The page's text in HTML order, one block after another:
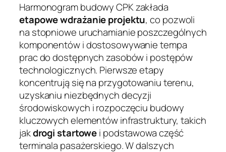
Harmonogram budowy CPK zakłada
etapowe wdrażanie projektu, co pozwoli
na stopniowe uruchamianie poszczególnych
komponentów i dostosowywanie tempa
prac do dostępnych zasobów i postępów
technologicznych. Pierwsze etapy
koncentrują się na przygotowaniu terenu,
uzyskaniu niezbędnych decyzji
środowiskowych i rozpoczęciu budowy
kluczowych elementów infrastruktury, takich
jakdrogi startowei podstawowa część
terminala pasażerskiego. W dalszych